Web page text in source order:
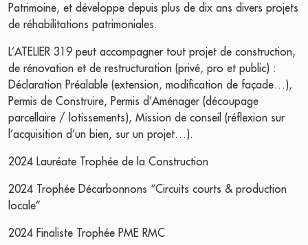
Patrimoine, et développe depuis plus de dix ans divers projets
de réhabilitations patrimoniales.
L’ATELIER 319 peut accompagner tout projet de construction,
de rénovation et de restructuration (privé, pro et public) :
Déclaration Préalable (extension, modification de façade…),
Permis de Construire, Permis d’Aménager (découpage
parcellaire / lotissements), Mission de conseil (réflexion sur
l’acquisition d’un bien, sur un projet…).
2024 Lauréate Trophée de la Construction
2024 Trophée Décarbonnons “Circuits courts & production
locale”
2024 Finaliste Trophée PME RMC